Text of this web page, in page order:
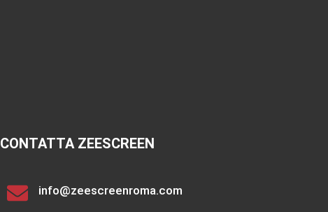
CONTATTA ZEESCREEN
info@zeescreenroma.com